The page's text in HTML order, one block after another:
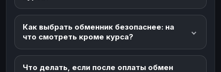
Как выбрать обменник безопаснее: на
что смотреть кроме курса?
Что делать, если после оплаты обмен